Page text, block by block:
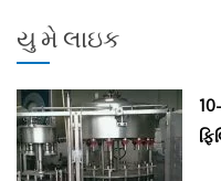
યુ મે લાઇક